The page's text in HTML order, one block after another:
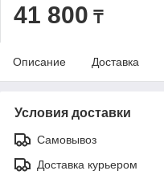
41 800 ₸
Описание Доставка
Условия доставки
Самовывоз
Доставка курьером